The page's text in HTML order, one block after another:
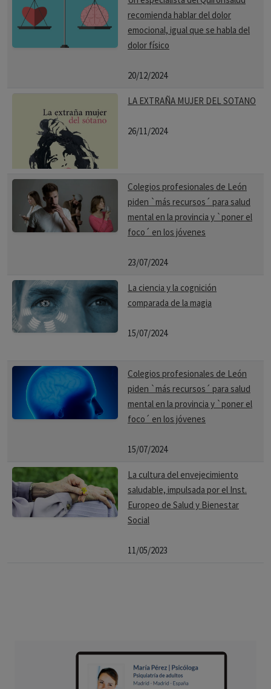
recomienda hablar del dolor
emocional, igual que se habla del
dolor físico
20/12/2024
LA EXTRAÑA MUJER DEL SOTANO
26/11/2024
Colegios profesionales de León
piden `más recursos´ para salud
mental en la provincia y `poner el
foco´ en los jóvenes
23/07/2024
La ciencia y la cognición
comparada de la magia
15/07/2024
Colegios profesionales de León
piden `más recursos´ para salud
mental en la provincia y `poner el
foco´ en los jóvenes
15/07/2024
La cultura del envejecimiento
saludable, impulsada por el Inst.
Europeo de Salud y Bienestar
Social
11/05/2023